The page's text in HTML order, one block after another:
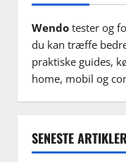
Wendo tester og
du kan træffe
praktiske guides,
home, mobil og
SENESTE ARTIKLER